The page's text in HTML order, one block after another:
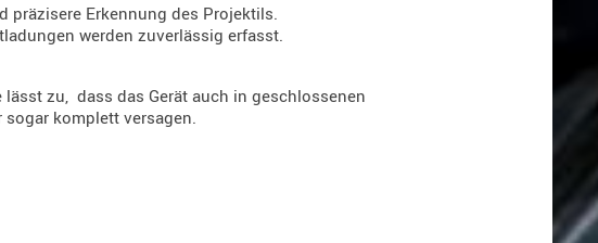
Erkennung des Projektils.
werden zuverlässig erfasst.
zu, dass das Gerät auch in geschlossenen
komplett versagen.